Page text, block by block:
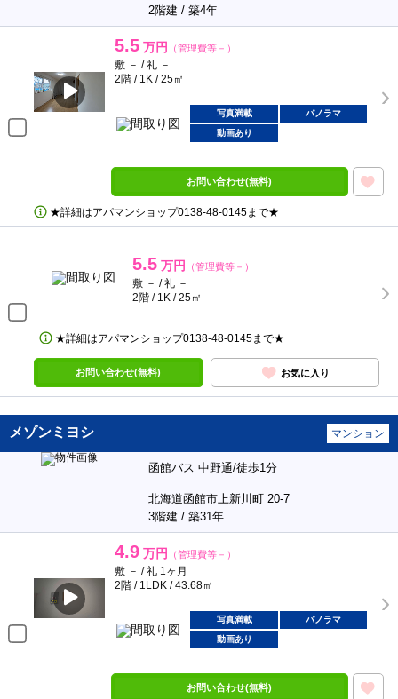
2階建 / 築4年
5.5 万円 （管理費等－）
敷 － / 礼 －
2階 / 1K / 25㎡
写真満載
パノラマ
動画あり
お問い合わせ(無料)
★詳細はアパマンショップ0138‐48‐0145まで★
5.5 万円 （管理費等－）
敷 － / 礼 －
2階 / 1K / 25㎡
★詳細はアパマンショップ0138‐48‐0145まで★
お問い合わせ(無料) お気に入り
メゾンミヨシ マンション
函館バス 中野通/徒歩1分
北海道函館市上新川町 20-7
3階建 / 築31年
4.9 万円 （管理費等－）
敷 － / 礼 1ヶ月
2階 / 1LDK / 43.68㎡
写真満載
パノラマ
動画あり
お問い合わせ(無料)